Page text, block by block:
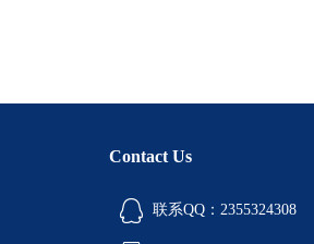
Contact Us
联系QQ：2355324308